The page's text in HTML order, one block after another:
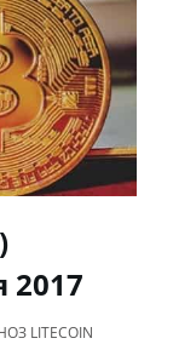
2017
LITECOIN